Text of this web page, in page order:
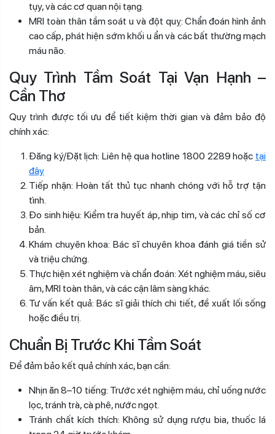
tụy, và các cơ quan nội tạng.
MRI toàn thân tầm soát u và đột quỵ: Chẩn đoán hình ảnh
cao cấp, phát hiện sớm khối u ẩn và các bất thường mạch
máu não.
Quy Trình Tầm Soát Tại Vạn Hạnh –
Cần Thơ
Quy trình được tối ưu để tiết kiệm thời gian và đảm bảo độ
chính xác:
Đăng ký/Đặt lịch: Liên hệ qua hotline 1800 2289 hoặc tại
đây
Tiếp nhận: Hoàn tất thủ tục nhanh chóng với hỗ trợ tận
tình.
Đo sinh hiệu: Kiểm tra huyết áp, nhịp tim, và các chỉ số cơ
bản.
Khám chuyên khoa: Bác sĩ chuyên khoa đánh giá tiền sử
và triệu chứng.
Thực hiện xét nghiệm và chẩn đoán: Xét nghiệm máu, siêu
âm, MRI toàn thân, và các cận lâm sàng khác.
Tư vấn kết quả: Bác sĩ giải thích chi tiết, đề xuất lối sống
hoặc điều trị.
Chuẩn Bị Trước Khi Tầm Soát
Để đảm bảo kết quả chính xác, bạn cần:
Nhịn ăn 8–10 tiếng: Trước xét nghiệm máu, chỉ uống nước
lọc, tránh trà, cà phê, nước ngọt.
Tránh chất kích thích: Không sử dụng rượu bia, thuốc lá